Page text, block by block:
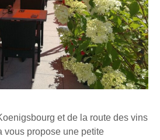
et de la route des vins
vous propose une petite